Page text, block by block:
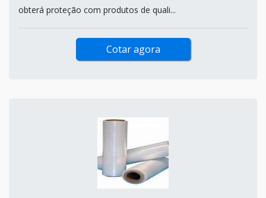
obterá proteção com produtos de quali...
Cotar agora